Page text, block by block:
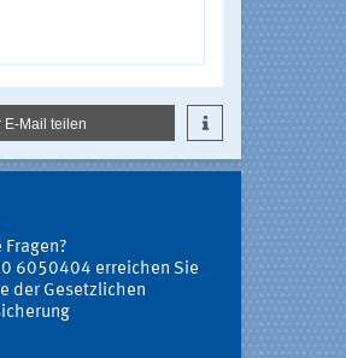
E-Mail teilen
Fragen?
6050404 erreichen Sie
der Gesetzlichen